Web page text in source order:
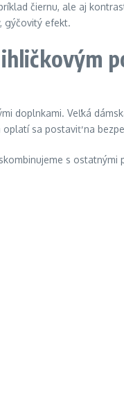
čiernu, ale aj
gýčovitý efekt.
doplnkami. Veľká
sa postaviť na
s